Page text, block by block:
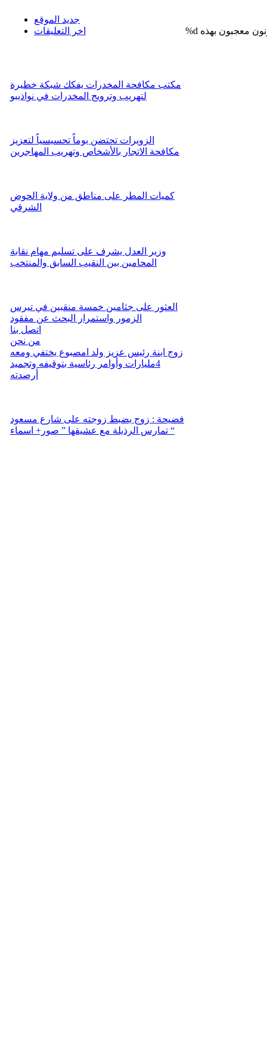
جديد الموقع
اخر التعليقات
مكتب مكافحة المخدرات يفكك شبكة خطيرة
لتهريب وترويج المخدرات في نواذيبو
الزويرات تحتضن يوماً تحسيسياً لتعزيز
مكافحة الاتجار بالأشخاص وتهريب المهاجرين
كميات المطر على مناطق من ولاية الحوض
الشرقي
وزير العدل يشرف على تسليم مهام نقابة
المحامين بين النقيب السابق والمنتخب
العثور على جثامين خمسة منقبين في تيرس
الزمور واستمرار البحث عن مفقود
اتصل بنا
من نحن
زوج ابنة رئيس عزيز ولد امصبوع يختفي ومعه
4مليارات وأوامر رئاسية بتوقيفه وتجميد
أرصدته
فضيحة : زوج يضبط زوجته على شارع مسعود
تمارس الرذيلة مع عشيقها ” صور+ اسماء “
%d